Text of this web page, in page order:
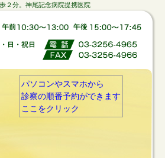
２分。神尾記念病院提携医院
パソコンやスマホから
診察の順番予約ができます
ここをクリック